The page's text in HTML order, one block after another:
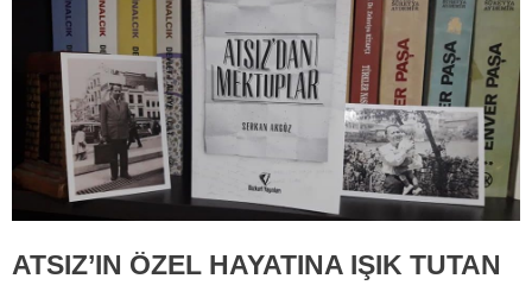
ATSIZ’IN ÖZEL HAYATINA IŞIK TUTAN